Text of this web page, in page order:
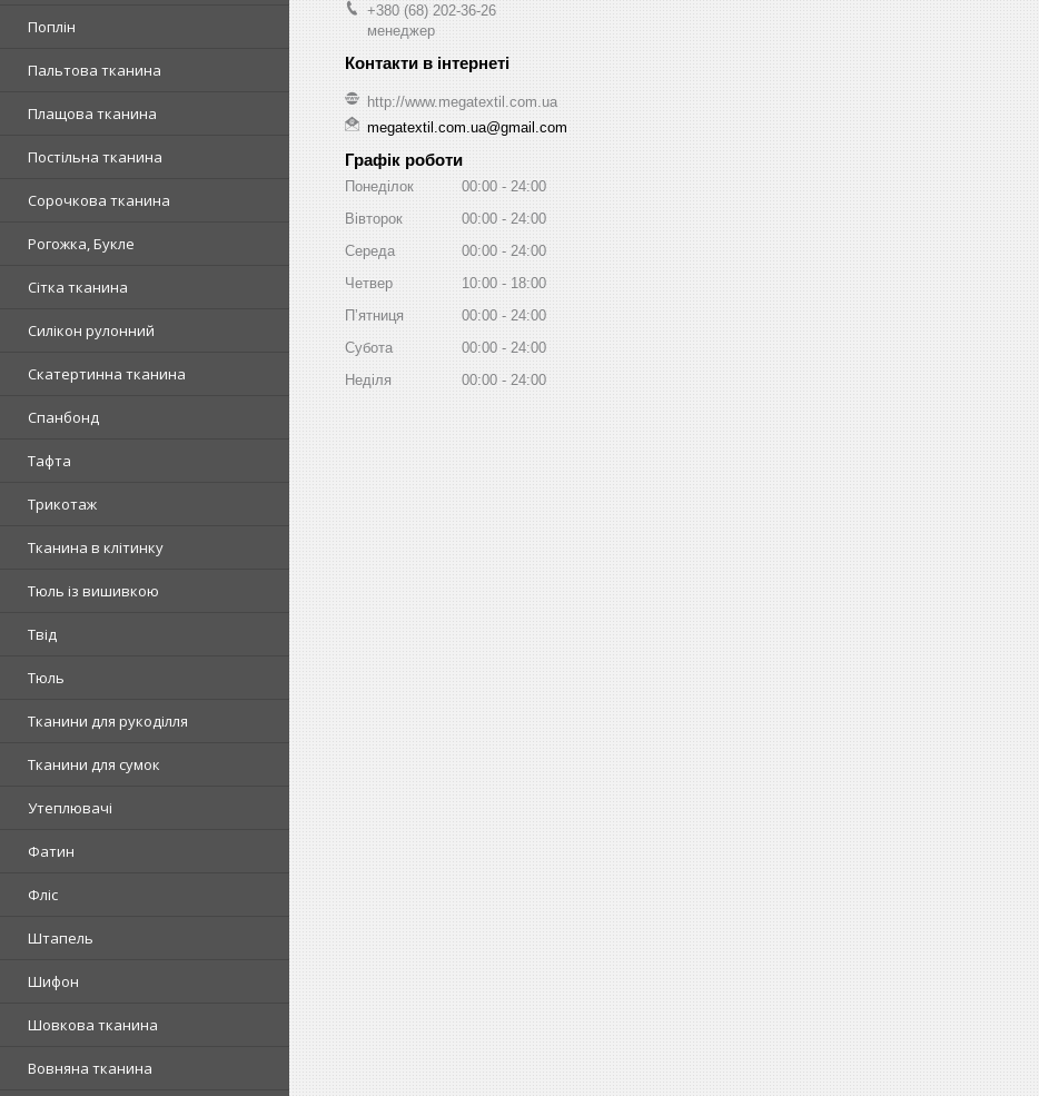
Поплін
Пальтова тканина
Плащова тканина
Постільна тканина
Сорочкова тканина
Рогожка, Букле
Сітка тканина
Силікон рулонний
Скатертинна тканина
Спанбонд
Тафта
Трикотаж
Тканина в клітинку
Тюль із вишивкою
Твід
Тюль
Тканини для рукоділля
Тканини для сумок
Утеплювачі
Фатин
Фліс
Штапель
Шифон
Шовкова тканина
Вовняна тканина
+380 (68) 202-36-26
менеджер
http://www.megatextil.com.ua
megatextil.com.ua@gmail.com
Графік роботи
Понеділок 00:00
24:00
Вівторок
00:00
24:00
Середа
00:00
24:00
Четвер
10:00
18:00
Пʼятниця
00:00
24:00
Субота
00:00
24:00
Неділя
00:00 24:00